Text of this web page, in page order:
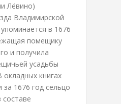
Лёвино)
Владимирской
в 1676
помещику
и получила
усадьбы
окладных книгах
за 1676 год сельцо
составе